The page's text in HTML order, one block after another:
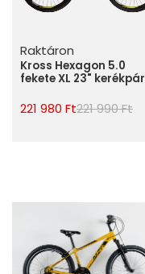
Raktáron
Kross Hexagon 5.0
fekete XL 23" kerékpár
221 980 Ft221 990 Ft